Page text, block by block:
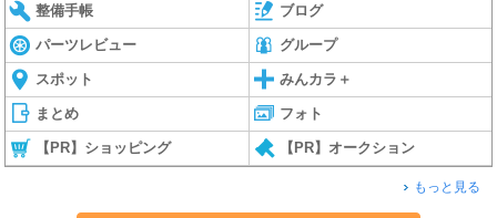
整備手帳 ブログ
パーツレビュー グループ
スポット みんカラ＋
まとめ フォト
【PR】ショッピング 【PR】オークション
もっと見る